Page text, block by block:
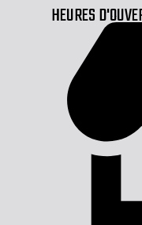
HEURES